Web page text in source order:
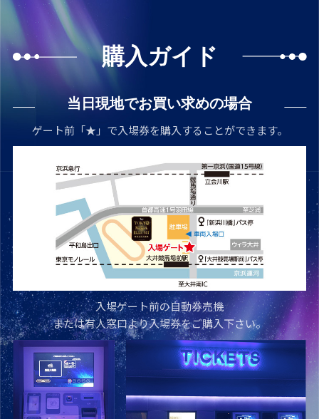
購入ガイド
当日現地でお買い求めの場合
ゲート前「★」で入場券を購入することができます。
入場ゲート前の自動券売機
または有人窓口より入場券をご購入下さい。